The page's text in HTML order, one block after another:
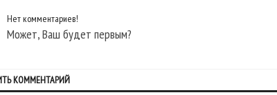
Нет комментариев!
Может, Ваш будет первым?
КОММЕНТАРИЙ